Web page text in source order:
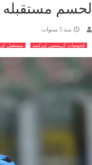
لحسم مستقبله
منذ 5 سنوات
فحوصات كريستين إيركسن مستقبل